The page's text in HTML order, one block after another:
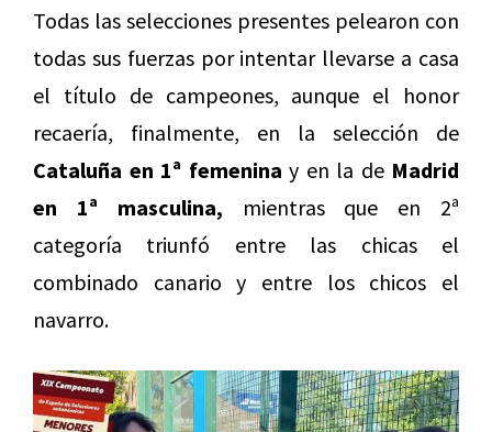
Todas las selecciones presentes pelearon con
todas sus fuerzas por intentar llevarse a casa
el título de campeones, aunque el honor
recaería, finalmente, en la selección de
Cataluña en 1ª femenina y en la de Madrid
en 1ª masculina, mientras que en 2ª
categoría triunfó entre las chicas el
combinado canario y entre los chicos el
navarro.